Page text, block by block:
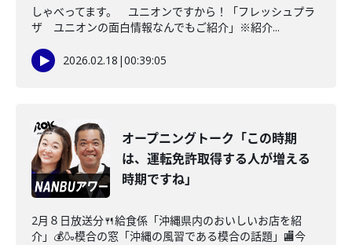
しゃべってます。 ユニオンですから！「フレッシュプラ
ザ ユニオンの面白情報なんでもご紹介」※紹介...
2026.02.18 |00:39:05
オープニングトーク「この時期
は、運転免許取得する人が増える
時期ですね」
2月８日放送分🍴給食係「沖縄県内のおいしいお店を紹
介」💰🍶模合の窓「沖縄の風習である模合の話題」🏬今